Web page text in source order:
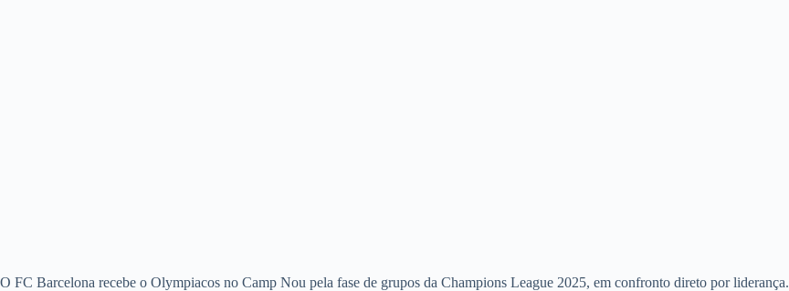
O FC Barcelona recebe o Olympiacos no Camp Nou pela fase de grupos da Champions League 2025, em confronto direto por liderança.